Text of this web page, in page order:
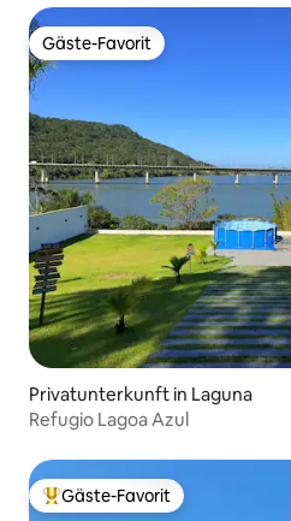
Gäste-Favorit
Gäste-Favorit
Privatunterkunft in Laguna
Refugio Lagoa Azul
Beliebter Gäste-Favorit.
Gäste-Favorit